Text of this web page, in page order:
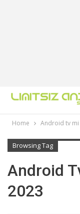
Home Android tv mi
Browsing Tag
Android
2023